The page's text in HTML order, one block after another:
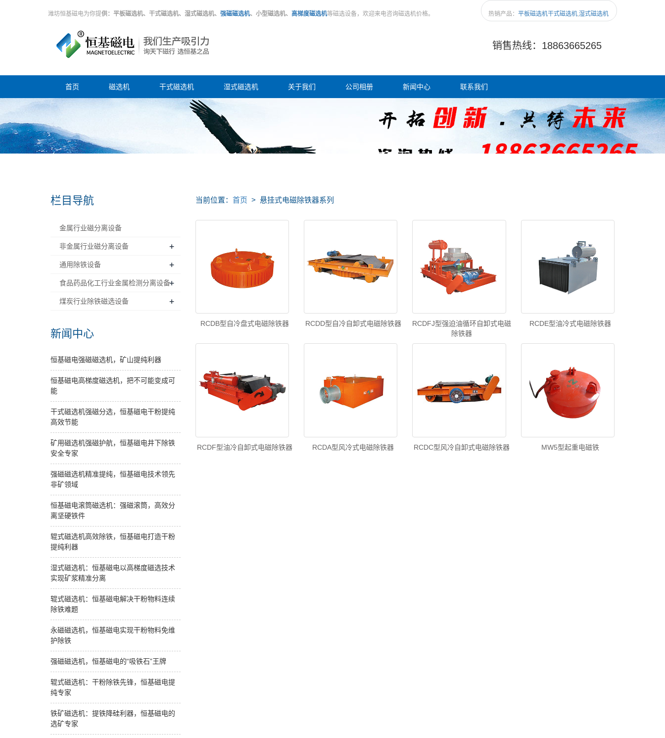
潍坊恒基磁电为你提供：平板磁选机、干式磁选机、湿式磁选机、 强磁磁选机、小型磁选机、 高梯度磁选机等磁选设备，欢迎来电咨询磁选机价格。 热销产品： 平板磁选机干式磁选机,湿式磁选机
销售热线：18863665265
首页 磁选机 干式磁选机 湿式磁选机 关于我们 公司相册 新闻中心 联系我们
当前位置： 首页 > 悬挂式电磁除铁器系列
RCDB型自冷盘式电磁除铁器 RCDD型自冷自卸式电磁除铁器
RCDFJ型强迫油循环自卸式电磁
除铁器
RCDE型油冷式电磁除铁器
RCDF型油冷自卸式电磁除铁器 RCDA型风冷式电磁除铁器 RCDC型风冷自卸式电磁除铁器 MW5型起重电磁铁
栏目导航
金属行业磁分离设备
非金属行业磁分离设备 +
通用除铁设备 +
食品药品化工行业金属检测分离设备+
煤炭行业除铁磁选设备 +
新闻中心
恒基磁电强磁磁选机，矿山提纯利器
恒基磁电高梯度磁选机，把不可能变成可
能
干式磁选机强磁分选，恒基磁电干粉提纯
高效节能
矿用磁选机强磁护航，恒基磁电井下除铁
安全专家
强磁磁选机精准提纯，恒基磁电技术领先
非矿领域
恒基磁电滚筒磁选机：强磁滚筒，高效分
离坚硬铁件
辊式磁选机高效除铁，恒基磁电打造干粉
提纯利器
湿式磁选机：恒基磁电以高梯度磁选技术
实现矿浆精准分离
辊式磁选机：恒基磁电解决干粉物料连续
除铁难题
永磁磁选机，恒基磁电实现干粉物料免维
护除铁
强磁磁选机，恒基磁电的“吸铁石”王牌
辊式磁选机：干粉除铁先锋，恒基磁电提
纯专家
铁矿磁选机：提铁降硅利器，恒基磁电的
选矿专家